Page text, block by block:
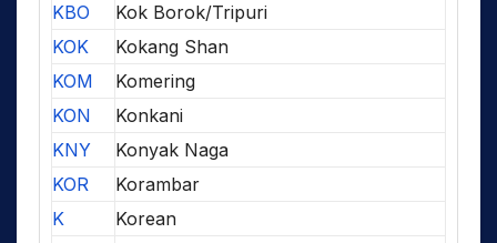
KBO
Kok Borok/Tripuri
KOK
Kokang Shan
KOM
Komering
KON
Konkani
KNY
Konyak Naga
KOR
Korambar
K
Korean